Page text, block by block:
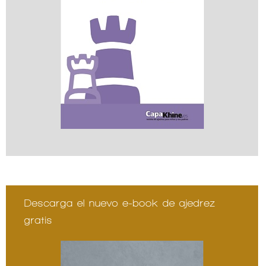
Descarga el nuevo e-book de ajedrez
gratis